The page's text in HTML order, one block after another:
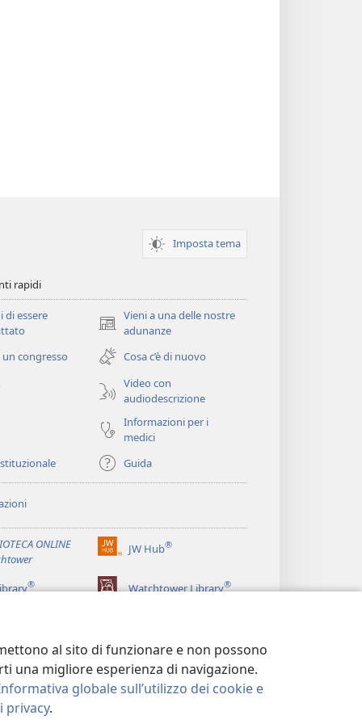
al sito di funzionare e non possono
una migliore esperienza di navigazione.
globale sull’utilizzo dei cookie e
privacy.
Imposta tema
rapidi
di essere
Vieni a una delle nostre
adunanze
(apre
una
nuova
finestra)
un congresso
Cosa c’è di nuovo
Video con
audiodescrizione
Informazioni per i
medici
Guida
ONLINE
JW Hub®
(apre
nuova
® Watchtower Library®
PRIVACY